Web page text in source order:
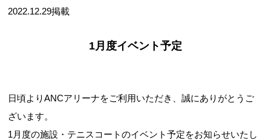
2022.12.29掲載
1月度イベント予定
日頃よりANCアリーナをご利用いただき、誠にありがとうご
ざいます。
1月度の施設・テニスコートのイベント予定をお知らせいたし